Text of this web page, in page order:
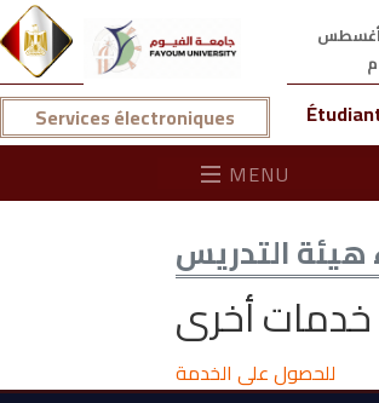
٦ أغسطس
Services électroniques
MENU
التدريس
خدمات أخرى
للحصول على الخدمة